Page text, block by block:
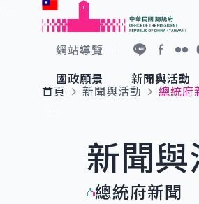
跳到主要內容
網站導覽
國政願景
國家氣候變遷對策委員會
重要談話
新聞與活動
總統府新聞
影音頻道
賴清德總統
參觀資訊
首頁
新聞與活動
總統府
新聞與
總統府新聞